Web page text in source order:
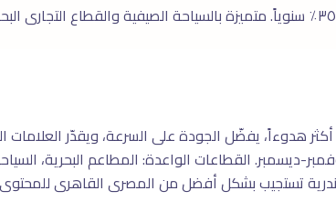
هدوءاً، يفضّل الجودة على السرعة، ويقدّر العلامات
ديسمبر. القطاعات الواعدة: المطاعم البحرية،
السكندرية تستجيب بشكل أفضل من المصرى القاهرى